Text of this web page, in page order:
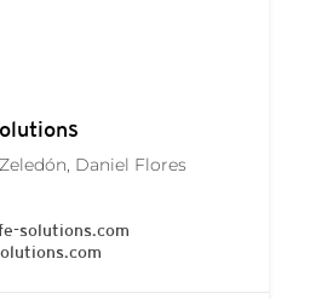
Daniel Flores
solutions.com